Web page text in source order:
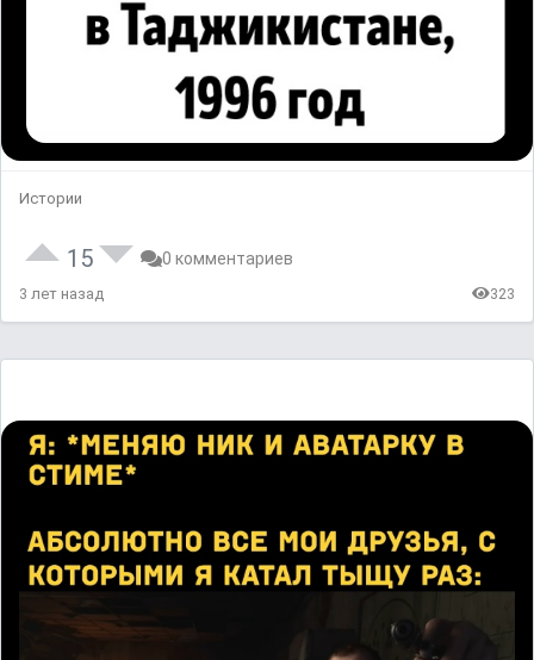
Истории
15 0 комментариев
3 лет назад 323